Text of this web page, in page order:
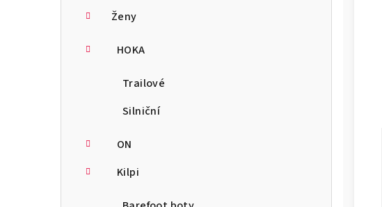
Ženy
HOKA
Trailové
Silniční
ON
Kilpi